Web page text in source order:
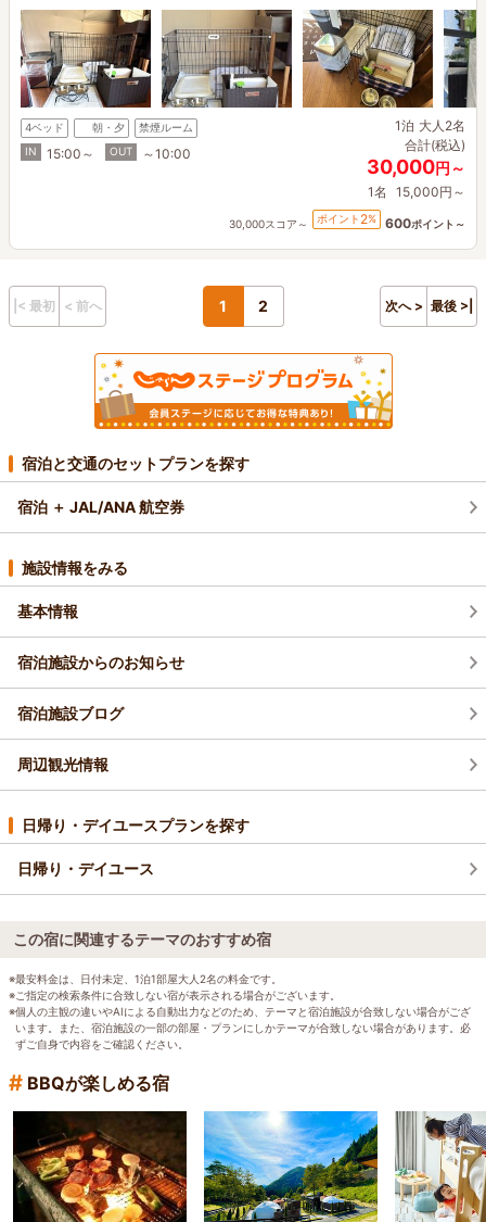
4ベッド 朝・夕
禁煙ルーム
IN
15:00～ OUT ～10:00
1泊 大人2名
合計(税込)
30,000円～
1名 15,000円～
30,000スコア～ ポイント 2% 600ポイント～
|< 最初 < 前へ 1 2 次へ > 最後 >|
宿泊と交通のセットプランを探す
宿泊 ＋ JAL/ANA 航空券
施設情報をみる
基本情報
宿泊施設からのお知らせ
宿泊施設ブログ
周辺観光情報
日帰り・デイユースプランを探す
日帰り・デイユース
この宿に関連するテーマのおすすめ宿
※最安料金は、日付未定、1泊1部屋大人2名の料金です。
※ご指定の検索条件に合致しない宿が表示される場合がございます。
※個人の主観の違いやAIによる自動出力などのため、テーマと宿泊施設が合致しない場合がござ
います。また、宿泊施設の一部の部屋・プランにしかテーマが合致しない場合があります。必
ずご自身で内容をご確認ください。
# BBQが楽しめる宿